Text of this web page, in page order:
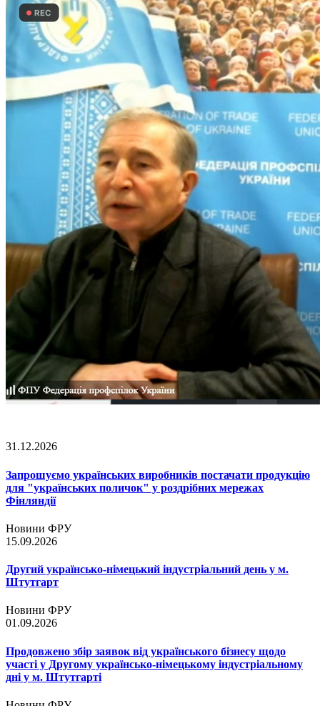
31.12.2026
Запрошуємо українських виробників постачати продукцію
для "українських поличок" у роздрібних мережах
Фінляндії
Новини ФРУ
15.09.2026
Другий українсько-німецький індустріальний день у м.
Штутгарт
Новини ФРУ
01.09.2026
Продовжено збір заявок від українського бізнесу щодо
участі у Другому українсько-німецькому індустріальному
дні у м. Штутгарті